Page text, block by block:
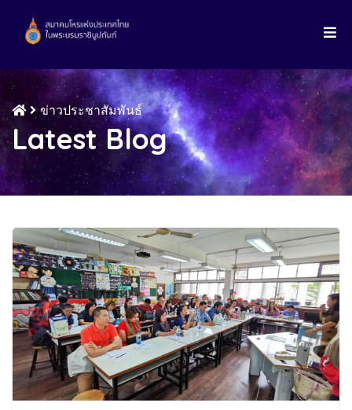
ข่าวประชาสัมพันธ์
Latest Blog